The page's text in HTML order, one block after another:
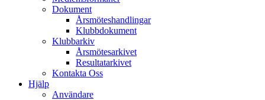
Dokument
Årsmöteshandlingar
Klubbdokument
Klubbarkiv
Årsmötesarkivet
Resultatarkivet
Kontakta Oss
Hjälp
Användare